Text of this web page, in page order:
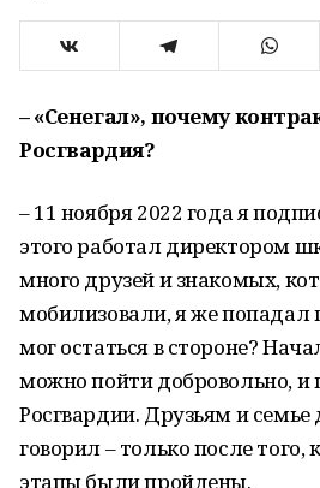
– «Сенегал», почему
Росгвардия?
– 11 ноября 2022 года я
этого работал директором
много друзей и знакомых,
мобилизовали, я же попадал
мог остаться в стороне?
можно пойти добровольно, и
Росгвардии. Друзьям и семье
говорил – только после того,
этапы были пройдены.